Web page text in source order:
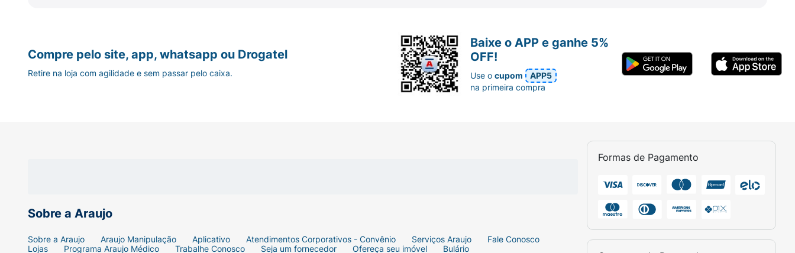
Sobre a Araujo
Sobre a Araujo Araujo Manipulação Aplicativo Atendimentos Corporativos - Convênio Serviços Araujo
Fale Conosco
Lojas
Programa Araujo Médico Trabalhe Conosco Seja um fornecedor Ofereça seu imóvel Bulário
Formas de Pagamento
Compre pelo site, app, whatsapp ou Drogatel
Retire na loja com agilidade e sem passar pelo caixa.
Baixe o APP e ganhe 5%
OFF!
Use ocupom
APP5
na primeira compra